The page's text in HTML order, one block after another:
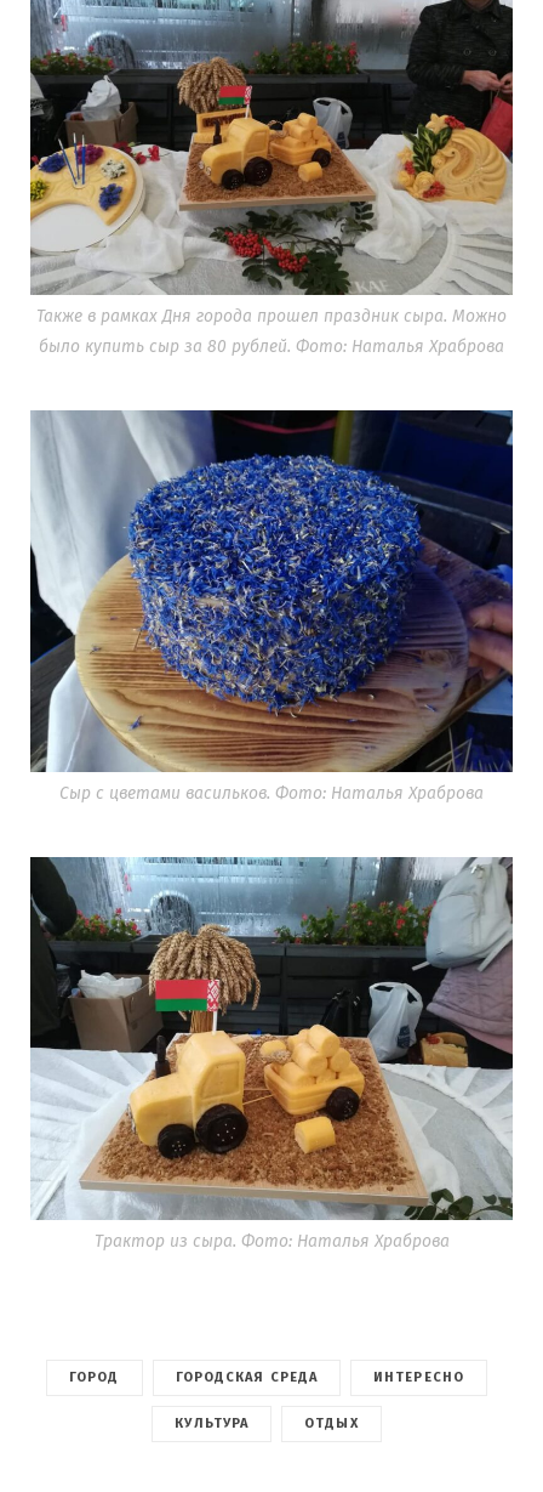
Также в рамках Дня города прошел праздник сыра. Можно
было купить сыр за 80 рублей. Фото: Наталья Храброва
Сыр с цветами васильков. Фото: Наталья Храброва
Трактор из сыра. Фото: Наталья Храброва
ГОРОД ГОРОДСКАЯ СРЕДА ИНТЕРЕСНО
КУЛЬТУРА ОТДЫХ